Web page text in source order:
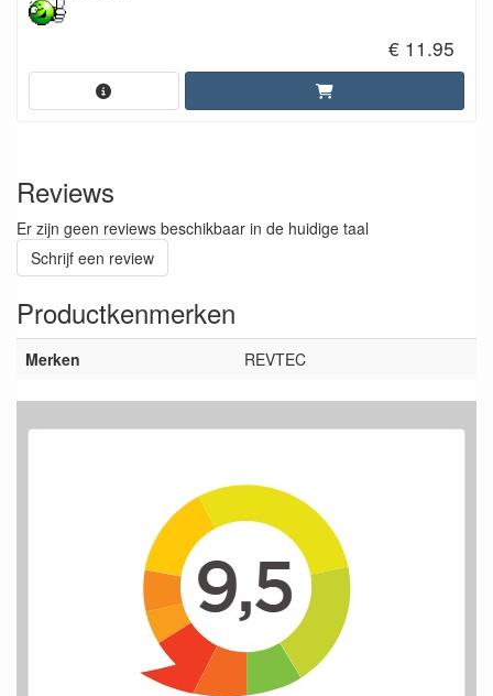
€ 11.95
Reviews
Er zijn geen reviews beschikbaar in de huidige taal
Schrijf een review
Productkenmerken
Merken REVTEC